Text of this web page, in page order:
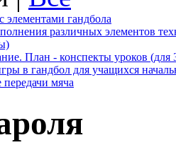
элементами гандбола
различных элементов
План - конспекты уроков (для
в гандбол для учащихся
мяча